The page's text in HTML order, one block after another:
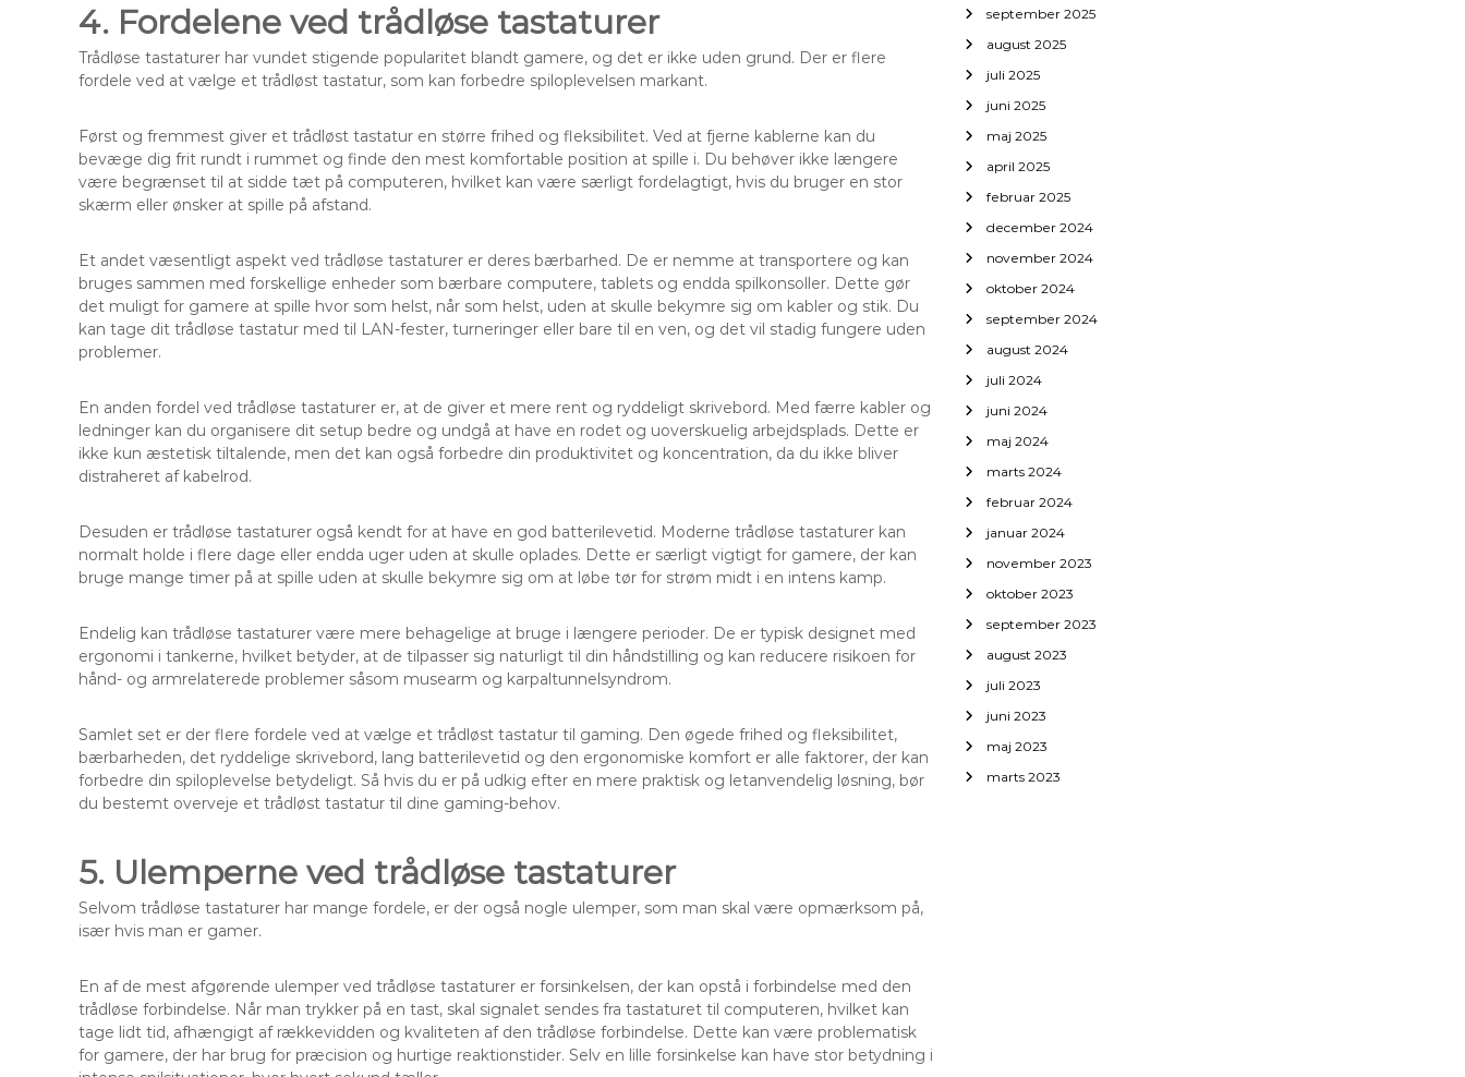
4. Fordelene ved trådløse tastaturer
Trådløse tastaturer har vundet stigende popularitet blandt gamere, og det er ikke uden grund. Der er flere
fordele ved at vælge et trådløst tastatur, som kan forbedre spiloplevelsen markant.
Først og fremmest giver et trådløst tastatur en større frihed og fleksibilitet. Ved at fjerne kablerne kan du
bevæge dig frit rundt i rummet og finde den mest komfortable position at spille i. Du behøver ikke længere
være begrænset til at sidde tæt på computeren, hvilket kan være særligt fordelagtigt, hvis du bruger en stor
skærm eller ønsker at spille på afstand.
Et andet væsentligt aspekt ved trådløse tastaturer er deres bærbarhed. De er nemme at transportere og kan
bruges sammen med forskellige enheder som bærbare computere, tablets og endda spilkonsoller. Dette gør
det muligt for gamere at spille hvor som helst, når som helst, uden at skulle bekymre sig om kabler og stik. Du
kan tage dit trådløse tastatur med til LAN-fester, turneringer eller bare til en ven, og det vil stadig fungere uden
problemer.
En anden fordel ved trådløse tastaturer er, at de giver et mere rent og ryddeligt skrivebord. Med færre kabler og
ledninger kan du organisere dit setup bedre og undgå at have en rodet og uoverskuelig arbejdsplads. Dette er
ikke kun æstetisk tiltalende, men det kan også forbedre din produktivitet og koncentration, da du ikke bliver
distraheret af kabelrod.
Desuden er trådløse tastaturer også kendt for at have en god batterilevetid. Moderne trådløse tastaturer kan
normalt holde i flere dage eller endda uger uden at skulle oplades. Dette er særligt vigtigt for gamere, der kan
bruge mange timer på at spille uden at skulle bekymre sig om at løbe tør for strøm midt i en intens kamp.
Endelig kan trådløse tastaturer være mere behagelige at bruge i længere perioder. De er typisk designet med
ergonomi i tankerne, hvilket betyder, at de tilpasser sig naturligt til din håndstilling og kan reducere risikoen for
hånd- og armrelaterede problemer såsom musearm og karpaltunnelsyndrom.
Samlet set er der flere fordele ved at vælge et trådløst tastatur til gaming. Den øgede frihed og fleksibilitet,
bærbarheden, det ryddelige skrivebord, lang batterilevetid og den ergonomiske komfort er alle faktorer, der kan
forbedre din spiloplevelse betydeligt. Så hvis du er på udkig efter en mere praktisk og letanvendelig løsning, bør
du bestemt overveje et trådløst tastatur til dine gaming-behov.
5. Ulemperne ved trådløse tastaturer
Selvom trådløse tastaturer har mange fordele, er der også nogle ulemper, som man skal være opmærksom på,
især hvis man er gamer.
En af de mest afgørende ulemper ved trådløse tastaturer er forsinkelsen, der kan opstå i forbindelse med den
trådløse forbindelse. Når man trykker på en tast, skal signalet sendes fra tastaturet til computeren, hvilket kan
tage lidt tid, afhængigt af rækkevidden og kvaliteten af den trådløse forbindelse. Dette kan være problematisk
for gamere, der har brug for præcision og hurtige reaktionstider. Selv en lille forsinkelse kan have stor betydning i
september 2025
august 2025
juli 2025
juni 2025
maj 2025
april 2025
februar 2025
december 2024
november 2024
oktober 2024
september 2024
august 2024
juli 2024
juni 2024
maj 2024
marts 2024
februar 2024
januar 2024
november 2023
oktober 2023
september 2023
august 2023
juli 2023
juni 2023
maj 2023
marts 2023